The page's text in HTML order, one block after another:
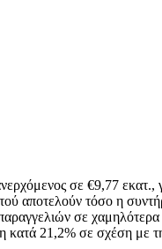
σε €9,77 εκατ.,
αποτελούν τόσο η
σε
21,2% σε σχέση με